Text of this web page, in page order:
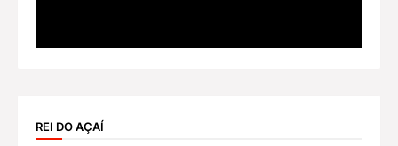
REI DO AÇAÍ